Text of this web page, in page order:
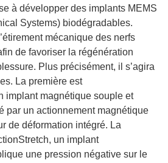
à développer des implants MEMS
Systems) biodégradables.
mécanique des nerfs
de favoriser la régénération
Plus précisément, il s’agira
La première est
implant magnétique souple et
par un actionnement magnétique
de déformation intégré. La
un implant
une pression négative sur le